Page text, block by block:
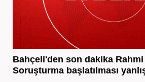
Bahçeli'den son dakika Rahmi
Soruşturma başlatılması